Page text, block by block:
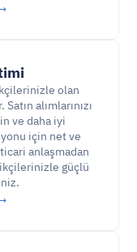
olan
alımlarınızı
ve daha iyi
için net ve
anlaşmadan
güçlü